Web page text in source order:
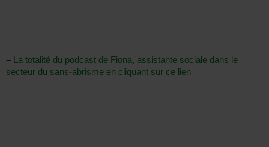
– La totalité du podcast de Fiona, assistante sociale dans le
secteur du sans-abrisme en cliquant sur ce lien